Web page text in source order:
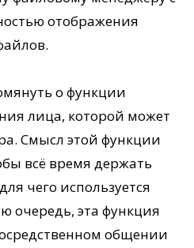
отображения
о функции
лица, которой может
Смысл этой функции
всё время держать
чего используется
очередь, эта функция
общении